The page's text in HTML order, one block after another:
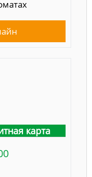
карта